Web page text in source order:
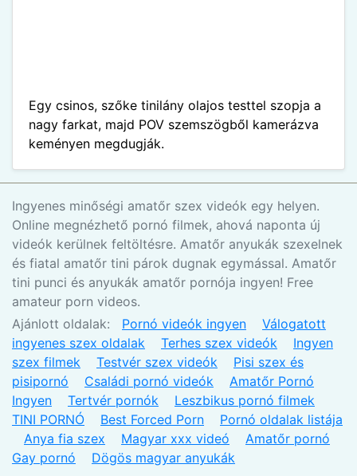
Egy csinos, szőke tinilány olajos testtel szopja a
nagy farkat, majd POV szemszögből kamerázva
keményen megdugják.
Ingyenes minőségi amatőr szex videók egy helyen.
Online megnézhető pornó filmek, ahová naponta új
videók kerülnek feltöltésre. Amatőr anyukák szexelnek
és fiatal amatőr tini párok dugnak egymással. Amatőr
tini punci és anyukák amatőr pornója ingyen! Free
amateur porn videos.
Ajánlott oldalak: Pornó videók ingyen
Válogatott
ingyenes szex oldalak
Terhes szex videók
Ingyen
szex filmek
Testvér szex videók
Pisi szex és
pisipornó
Családi pornó videók
Amatőr Pornó
Ingyen
Tertvér pornók
Leszbikus pornó filmek
TINI PORNÓ
Best Forced Porn
Pornó oldalak listája
Anya fia szex
Magyar xxx videó
Amatőr pornó
Gay pornó
Dögös magyar anyukák